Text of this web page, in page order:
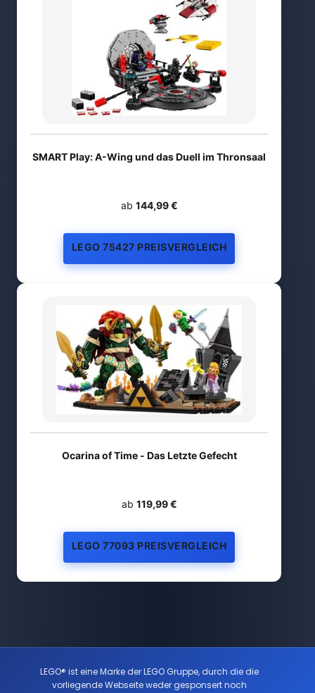
SMART Play: A-Wing und das Duell im Thronsaal
ab 144,99 €
LEGO 75427 PREISVERGLEICH
Ocarina of Time - Das Letzte Gefecht
ab 119,99 €
LEGO 77093 PREISVERGLEICH
LEGO® ist eine Marke der LEGO Gruppe, durch die die
vorliegende Webseite weder gesponsert noch